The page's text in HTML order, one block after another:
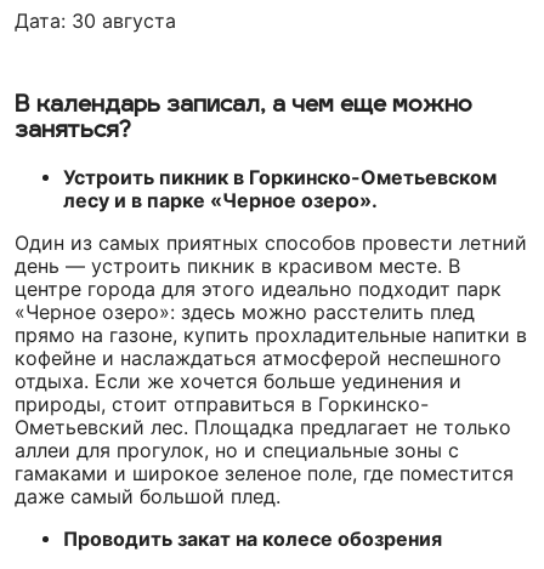
Дата: 30 августа
В календарь записал, а чем еще можно
заняться?
Устроить пикник в Горкинско-Ометьевском
лесу и в парке «Черное озеро».
Один из самых приятных способов провести летний
день — устроить пикник в красивом месте. В
центре города для этого идеально подходит парк
«Черное озеро»: здесь можно расстелить плед
прямо на газоне, купить прохладительные напитки в
кофейне и наслаждаться атмосферой неспешного
отдыха. Если же хочется больше уединения и
природы, стоит отправиться в Горкинско-
Ометьевский лес. Площадка предлагает не только
аллеи для прогулок, но и специальные зоны с
гамаками и широкое зеленое поле, где поместится
даже самый большой плед.
Проводить закат на колесе обозрения